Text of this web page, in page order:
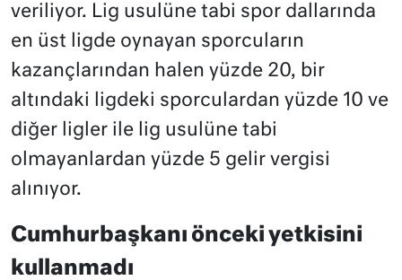
veriliyor. Lig usulüne tabi spor dallarında
en üst ligde oynayan sporcuların
kazançlarından halen yüzde 20, bir
altındaki ligdeki sporculardan yüzde 10 ve
diğer ligler ile lig usulüne tabi
olmayanlardan yüzde 5 gelir vergisi
alınıyor.
Cumhurbaşkanı önceki yetkisini
kullanmadı